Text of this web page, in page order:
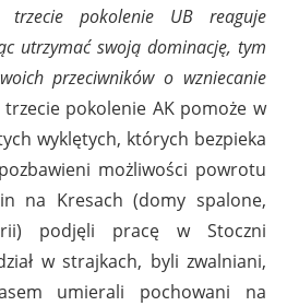
pokolenie UB reaguje
utrzymać swoją dominację, tym
przeciwników o wzniecanie
pokolenie AK pomoże w
wyklętych, których bezpieka
możliwości powrotu
na Kresach (domy spalone,
podjęli pracę w Stoczni
w strajkach, byli zwalniani,
umierali pochowani na